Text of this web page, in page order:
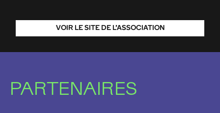
VOIR LE SITE DE L’ASSOCIATION
PARTENAIRES